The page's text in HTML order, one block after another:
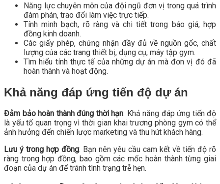
Năng lực chuyên môn của đội ngũ đơn vị trong quá trình
đàm phán, trao đổi làm việc trực tiếp.
Tính minh bạch, rõ ràng và chi tiết trong báo giá, hợp
đồng kinh doanh.
Các giấy phép, chứng nhận đầy đủ về nguồn gốc, chất
lượng của các trang thiết bị, dụng cụ, máy tập gym.
Tìm hiểu tính thực tế của những dự án mà đơn vị đó đã
hoàn thành và hoạt động.
Khả năng đáp ứng tiến độ dự án
Đảm bảo hoàn thành đúng thời hạn: Khả năng đáp ứng tiến độ
là yếu tố quan trọng vì thời gian khai trương phòng gym có thể
ảnh hưởng đến chiến lược marketing và thu hút khách hàng.
Lưu ý trong hợp đồng: Bạn nên yêu cầu cam kết về tiến độ rõ
ràng trong hợp đồng, bao gồm các mốc hoàn thành từng giai
đoạn của dự án để tránh tình trạng trễ hẹn.